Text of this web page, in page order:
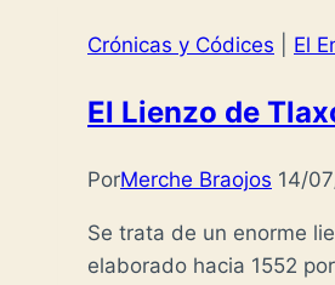
Crónicas y Códices El
El Lienzo de
PorMerche Braojos 14/
Se trata de un enorme
elaborado hacia 1552